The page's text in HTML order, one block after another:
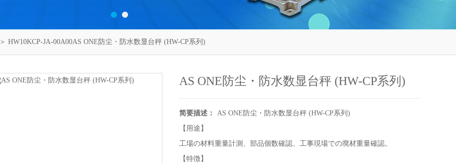
＞ HW10KCP-JA-00A00AS ONE防尘・防水数显台秤 (HW-CP系列)
AS ONE防尘・防水数显台秤 (HW-CP系列)
简要描述：
AS ONE防尘・防水数显台秤 (HW-CP系列)
【用途】
工場の材料重量計測、部品個数確認、工事現場での廃材重量確認。
【特徴】